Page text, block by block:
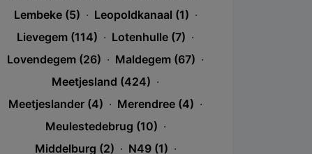
Lembeke (5) · Leopoldkanaal (1) ·
Lievegem (114) · Lotenhulle (7) ·
Lovendegem (26) · Maldegem (67) ·
Meetjesland (424) ·
Meetjeslander (4) · Merendree (4) ·
Meulestedebrug (10) ·
Middelburg (2) · N49 (1) ·